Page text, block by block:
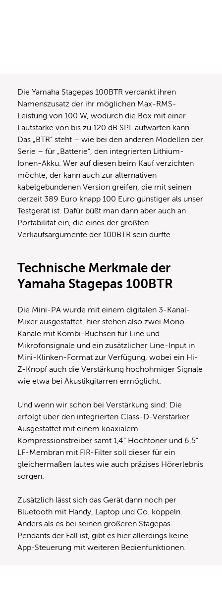
Die Yamaha Stagepas 100BTR verdankt ihren
Namenszusatz der ihr möglichen Max-RMS-
Leistung von 100 W, wodurch die Box mit einer
Lautstärke von bis zu 120 dB SPL aufwarten kann.
Das „BTR“ steht – wie bei den anderen Modellen der
Serie – für „Batterie“, den integrierten Lithium-
Ionen-Akku. Wer auf diesen beim Kauf verzichten
möchte, der kann auch zur alternativen
kabelgebundenen Version greifen, die mit seinen
derzeit 389 Euro knapp 100 Euro günstiger als unser
Testgerät ist. Dafür büßt man dann aber auch an
Portabilität ein, die eines der größten
Verkaufsargumente der 100BTR sein dürfte.
Technische Merkmale der
Yamaha Stagepas 100BTR
Die Mini-PA wurde mit einem digitalen 3-Kanal-
Mixer ausgestattet, hier stehen also zwei Mono-
Kanäle mit Kombi-Buchsen für Line und
Mikrofonsignale und ein zusätzlicher Line-Input in
Mini-Klinken-Format zur Verfügung, wobei ein Hi-
Z-Knopf auch die Verstärkung hochohmiger Signale
wie etwa bei Akustikgitarren ermöglicht.
Und wenn wir schon bei Verstärkung sind: Die
erfolgt über den integrierten Class-D-Verstärker.
Ausgestattet mit einem koaxialem
Kompressionstreiber samt 1,4“ Hochtöner und 6,5“
LF-Membran mit FIR-Filter soll dieser für ein
gleichermaßen lautes wie auch präzises Hörerlebnis
sorgen.
Zusätzlich lässt sich das Gerät dann noch per
Bluetooth mit Handy, Laptop und Co. koppeln.
Anders als es bei seinen größeren Stagepas-
Pendants der Fall ist, gibt es hier allerdings keine
App-Steuerung mit weiteren Bedienfunktionen.